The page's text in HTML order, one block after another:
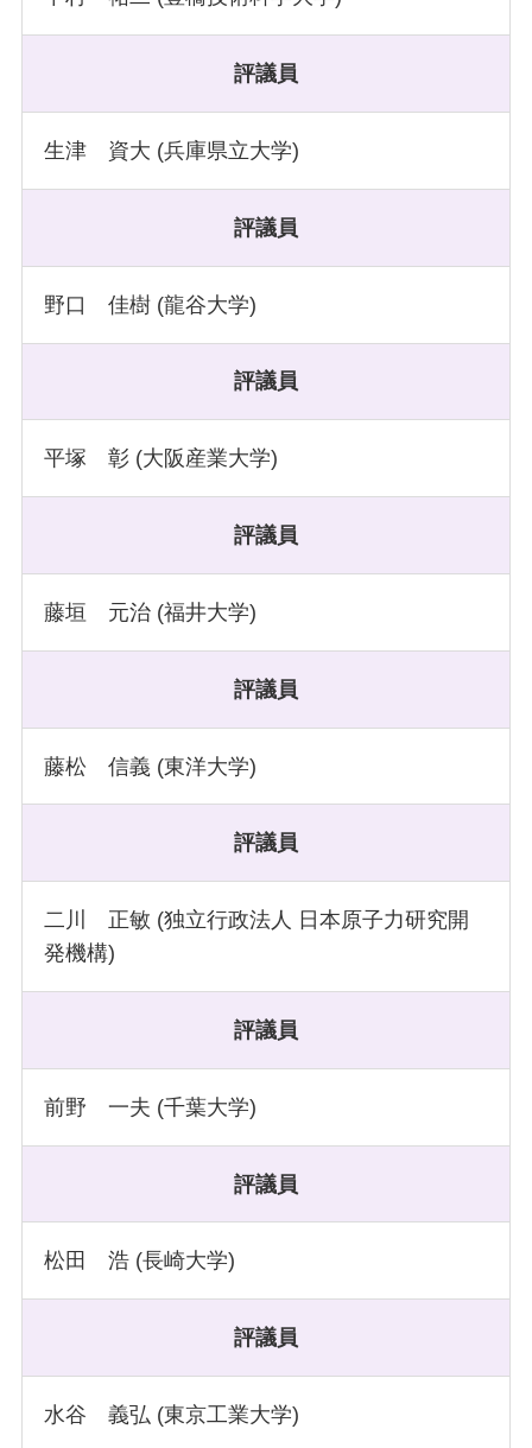
評議員
生津 資大 (兵庫県立大学)
評議員
野口 佳樹 (龍谷大学)
評議員
平塚 彰 (大阪産業大学)
評議員
藤垣 元治 (福井大学)
評議員
藤松 信義 (東洋大学)
評議員
二川 正敏 (独立行政法人 日本原子力研究開
発機構)
評議員
前野 一夫 (千葉大学)
評議員
松田 浩 (長崎大学)
評議員
水谷 義弘 (東京工業大学)